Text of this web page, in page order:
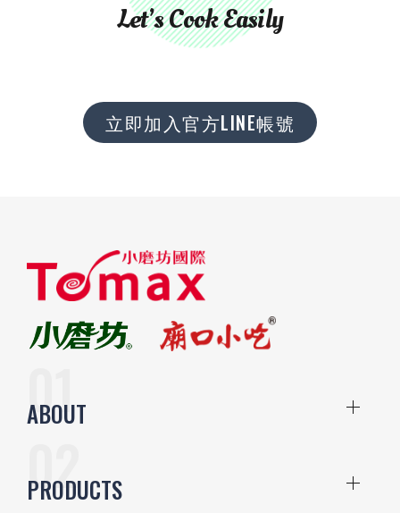
Let’s Cook Easily
立即加入官方LINE帳號
ABOUT
PRODUCTS